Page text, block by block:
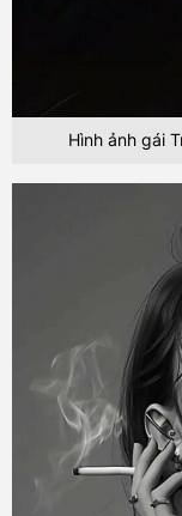
Hình ảnh gái